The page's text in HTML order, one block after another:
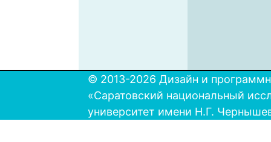
© 2013-2026 Дизайн и
«Саратовский национальный
университет имени Н.Г.